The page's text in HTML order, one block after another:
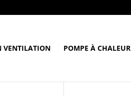
VENTILATION POMPE À CHALEUR